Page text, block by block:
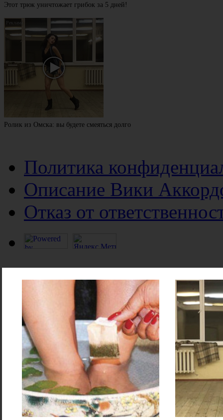
Этот трюк уничтожает грибок за 5 дней!
Ролик из Омска: вы будете смеяться долго
Политика
Описание Вики
Отказ от